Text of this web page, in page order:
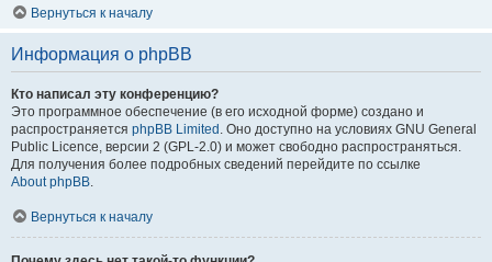
Вернуться к началу
Информация о phpBB
Кто написал эту конференцию?
Это программное обеспечение (в его исходной форме) создано и
распространяется phpBB Limited . Оно доступно на условиях GNU General
Public Licence, версии 2 (GPL-2.0) и может свободно распространяться.
Для получения более подробных сведений перейдите по ссылке
About phpBB.
Вернуться к началу